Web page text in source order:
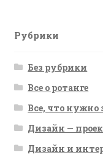
Рубрики
Без рубрики
Все о ротанге
Все, что нужно
Дизайн —
Дизайн и